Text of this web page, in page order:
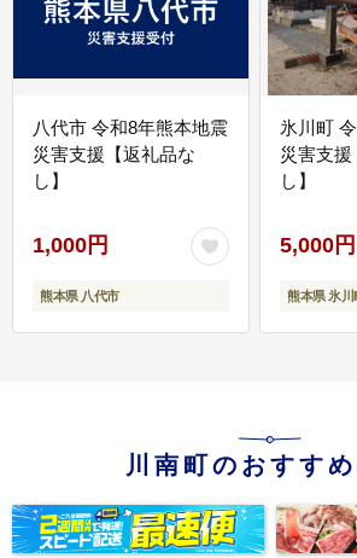
八代市 令和8年熊本地震
災害支援【返礼品な
し】
1,000円
熊本県 八代市
氷川町
災害支援
し】
5,000円
熊本県 氷川
川南町のおすす